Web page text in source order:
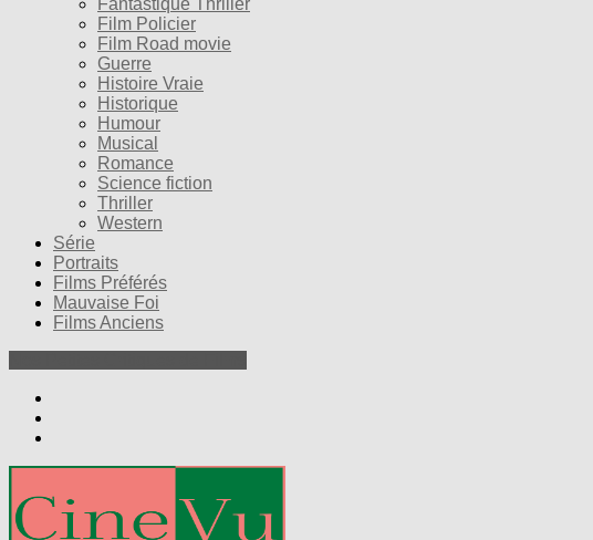
Fantastique Thriller
Film Policier
Film Road movie
Guerre
Histoire Vraie
Historique
Humour
Musical
Romance
Science fiction
Thriller
Western
Série
Portraits
Films Préférés
Mauvaise Foi
Films Anciens